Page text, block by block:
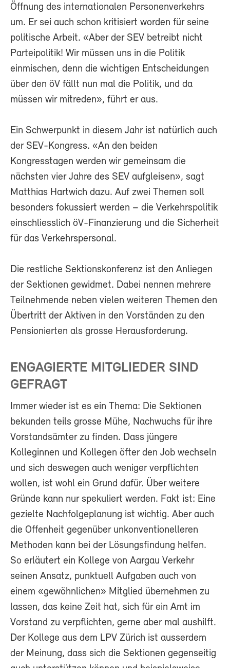
Öffnung des internationalen Personenverkehrs
um. Er sei auch schon kritisiert worden für seine
politische Arbeit. «Aber der SEV betreibt nicht
Parteipolitik! Wir müssen uns in die Politik
einmischen, denn die wichtigen Entscheidungen
über den öV fällt nun mal die Politik, und da
müssen wir mitreden», führt er aus.
Ein Schwerpunkt in diesem Jahr ist natürlich auch
der SEV-Kongress. «An den beiden
Kongresstagen werden wir gemeinsam die
nächsten vier Jahre des SEV aufgleisen», sagt
Matthias Hartwich dazu. Auf zwei Themen soll
besonders fokussiert werden – die Verkehrspolitik
einschliesslich öV-Finanzierung und die Sicherheit
für das Verkehrspersonal.
Die restliche Sektionskonferenz ist den Anliegen
der Sektionen gewidmet. Dabei nennen mehrere
Teilnehmende neben vielen weiteren Themen den
Übertritt der Aktiven in den Vorständen zu den
Pensionierten als grosse Herausforderung.
ENGAGIERTE MITGLIEDER SIND
GEFRAGT
Immer wieder ist es ein Thema: Die Sektionen
bekunden teils grosse Mühe, Nachwuchs für ihre
Vorstandsämter zu finden. Dass jüngere
Kolleginnen und Kollegen öfter den Job wechseln
und sich deswegen auch weniger verpflichten
wollen, ist wohl ein Grund dafür. Über weitere
Gründe kann nur spekuliert werden. Fakt ist: Eine
gezielte Nachfolgeplanung ist wichtig. Aber auch
die Offenheit gegenüber unkonventionelleren
Methoden kann bei der Lösungsfindung helfen.
So erläutert ein Kollege von Aargau Verkehr
seinen Ansatz, punktuell Aufgaben auch von
einem «gewöhnlichen» Mitglied übernehmen zu
lassen, das keine Zeit hat, sich für ein Amt im
Vorstand zu verpflichten, gerne aber mal aushilft.
Der Kollege aus dem LPV Zürich ist ausserdem
der Meinung, dass sich die Sektionen gegenseitig